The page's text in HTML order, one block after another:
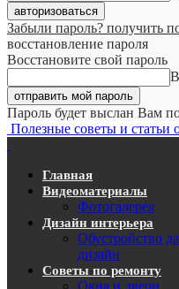
Забыли пароль? получить
восстановление пароля
Восстановите свой пароль
Пароль будет выслан Вам
Полезные советы и статьи
Главная
Видеоматериалы
Фотогалерея
Дизайн интерьера
Обустройство
дизайн
Советы по ремонту
Окна и двери